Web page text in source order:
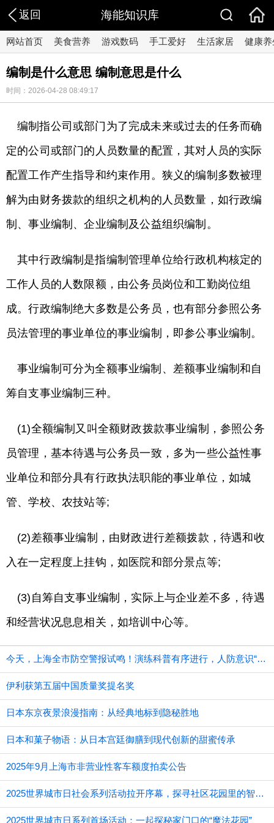
返回 海能知识库
网站首页 美食营养 游戏数码 手工爱好 生活家居 健康养
编制是什么意思 编制意思是什么
时间：2026-04-28 08:49:17
编制指公司或部门为了完成未来或过去的任务而确
定的公司或部门的人员数量的配置，其对人员的实际
配置工作产生指导和约束作用。狭义的编制多数被理
解为由财务拨款的组织之机构的人员数量，如行政编
制、事业编制、企业编制及公益组织编制。
其中行政编制是指编制管理单位给行政机构核定的
工作人员的人数限额，由公务员岗位和工勤岗位组
成。行政编制绝大多数是公务员，也有部分参照公务
员法管理的事业单位的事业编制，即参公事业编制。
事业编制可分为全额事业编制、差额事业编制和自
筹自支事业编制三种。
(1)全额编制又叫全额财政拨款事业编制，参照公务
员管理，基本待遇与公务员一致，多为一些公益性事
业单位和部分具有行政执法职能的事业单位，如城
管、学校、农技站等;
(2)差额事业编制，由财政进行差额拨款，待遇和收
入在一定程度上挂钩，如医院和部分景点等;
(3)自筹自支事业编制，实际上与企业差不多，待遇
和经营状况息息相关，如培训中心等。
今天，上海全市防空警报试鸣！演练科普有序进行，人防意识“声入人心”
伊利获第五届中国质量奖提名奖
日本东京夜景浪漫指南：从经典地标到隐秘胜地
日本和菓子物语：从日本宫廷御膳到现代创新的甜蜜传承
2025年9月上海市非营业性客车额度拍卖公告
2025世界城市日社会系列活动拉开序幕，探寻社区花园里的智慧应用
2025世界城市日系列首场活动：一起探秘家门口的“魔法花园”